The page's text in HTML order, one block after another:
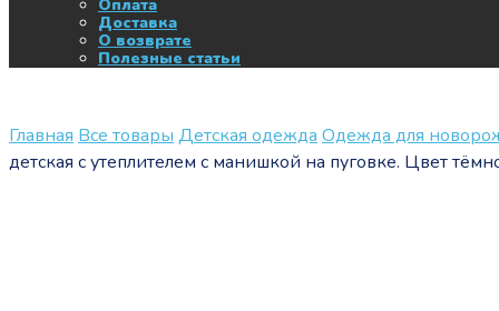
Оплата
Доставка
О возврате
Полезные статьи
Главная Все товары Детская одежда Одежда для
детская с утеплителем с манишкой на пуговке. Цвет